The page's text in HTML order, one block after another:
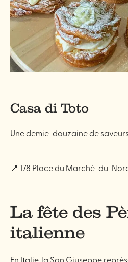
Casa di Toto
Une demie-douzaine de
📍 178 Place du Marché-du-
La fête des
italienne
En Italie, la San Giuseppe